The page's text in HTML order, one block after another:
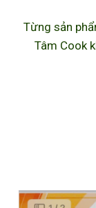
Từng sản
Tâm Cook